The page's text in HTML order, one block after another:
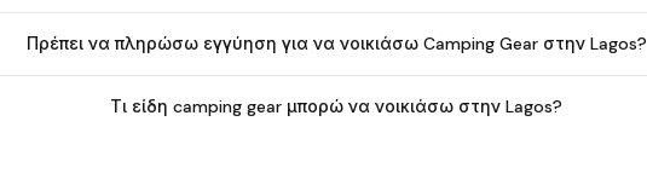
Πρέπει να πληρώσω εγγύηση για να νοικιάσω Camping Gear στην Lagos?
Τι είδη camping gear μπορώ να νοικιάσω στην Lagos?